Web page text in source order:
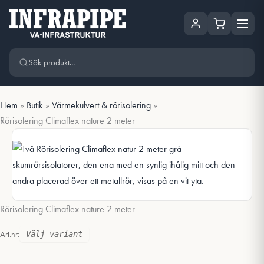
Hoppa
Hoppa till huvudinnehåll
Hem » Butik » Värmekulvert & rörisolering »
Rörisolering Climaflex nature 2 meter
Rörisolering Climaflex nature 2 meter
Art.nr: Välj variant